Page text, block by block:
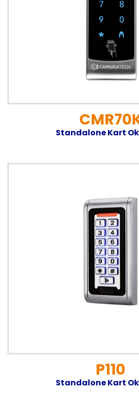
Standalone Kart
P110
Standalone Kart